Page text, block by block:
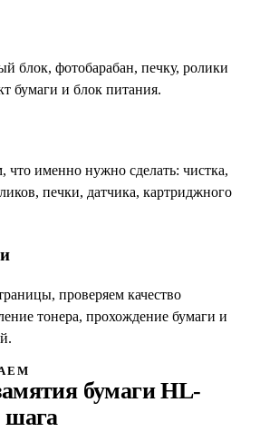
блок, фотобарабан, печку, ролики
бумаги и блок питания.
что именно нужно сделать: чистка,
печки, датчика, картриджного
проверяем качество
тонера, прохождение бумаги и
бумаги HL-